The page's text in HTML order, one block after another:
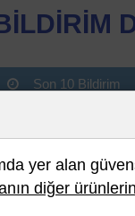
Son 10 Bildirim
yer alan
diğer